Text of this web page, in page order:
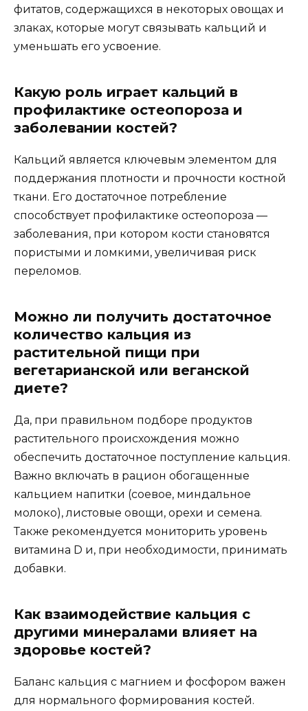
фитатов, содержащихся в некоторых овощах и
злаках, которые могут связывать кальций и
уменьшать его усвоение.
Какую роль играет кальций в
профилактике остеопороза и
заболевании костей?
Кальций является ключевым элементом для
поддержания плотности и прочности костной
ткани. Его достаточное потребление
способствует профилактике остеопороза —
заболевания, при котором кости становятся
пористыми и ломкими, увеличивая риск
переломов.
Можно ли получить достаточное
количество кальция из
растительной пищи при
вегетарианской или веганской
диете?
Да, при правильном подборе продуктов
растительного происхождения можно
обеспечить достаточное поступление кальция.
Важно включать в рацион обогащенные
кальцием напитки (соевое, миндальное
молоко), листовые овощи, орехи и семена.
Также рекомендуется мониторить уровень
витамина D и, при необходимости, принимать
добавки.
Как взаимодействие кальция с
другими минералами влияет на
здоровье костей?
Баланс кальция с магнием и фосфором важен
для нормального формирования костей.